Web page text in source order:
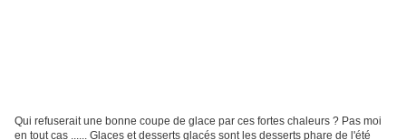
Qui refuserait une bonne coupe de glace par ces fortes chaleurs ? Pas moi
en tout cas ...... Glaces et desserts glacés sont les desserts phare de l'été